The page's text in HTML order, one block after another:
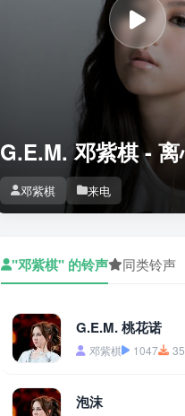
G.E.M. 邓紫棋 - 离
邓紫棋 来电
"邓紫棋" 的铃声 同类铃声
G.E.M. 桃花诺
邓紫棋 1047
泡沫